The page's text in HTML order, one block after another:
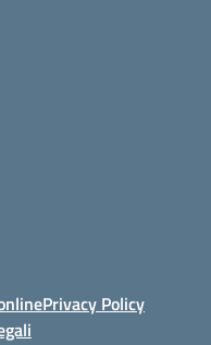
Privacy Policy